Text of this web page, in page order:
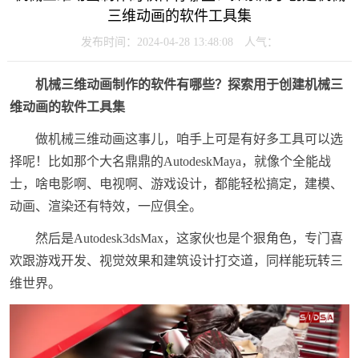
三维动画的软件工具集
发布时间：2024-04-28 13:48:08 人气：
机械三维动画制作的软件有哪些？探索用于创建机械三
维动画的软件工具集
做机械三维动画这事儿，咱手上可是有好多工具可以选
择呢！比如那个大名鼎鼎的AutodeskMaya，就像个全能战
士，啥电影啊、电视啊、游戏设计，都能轻松搞定，建模、
动画、渲染还有特效，一应俱全。
然后是Autodesk3dsMax，这家伙也是个狠角色，专门喜
欢跟游戏开发、视觉效果和建筑设计打交道，同样能玩转三
维世界。